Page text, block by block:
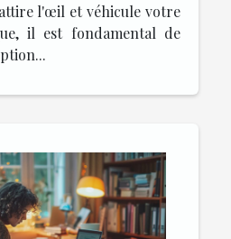
l'œil et véhicule votre
il est fondamental de